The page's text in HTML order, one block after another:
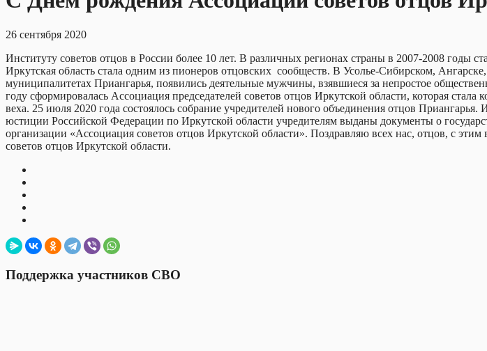
26 сентября 2020
Институту советов отцов в России более 10 лет. В различных регионах страны в 2007-2008 годы
Иркутская область стала одним из пионеров отцовских сообществ. В Усолье-Сибирском,
муниципалитетах Приангарья, появились деятельные мужчины, взявшиеся за непростое
году сформировалась Ассоциация председателей советов отцов Иркутской области, которая стала
веха. 25 июля 2020 года состоялось собрание учредителей нового объединения отцов
юстиции Российской Федерации по Иркутской области учредителям выданы документы о
организации «Ассоциация советов отцов Иркутской области». Поздравляю всех нас, отцов, с
советов отцов Иркутской области.
Поддержка участников СВО